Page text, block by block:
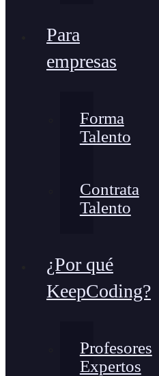
Para
empresas
Forma
Talento
Contrata
Talento
¿Por qué
KeepCoding?
Profesores
Expertos